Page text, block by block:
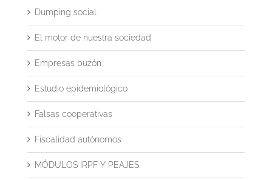
Dumping social
El motor de nuestra sociedad
Empresas buzón
Estudio epidemiológico
Falsas cooperativas
Fiscalidad autónomos
MÓDULOS IRPF Y PEAJES